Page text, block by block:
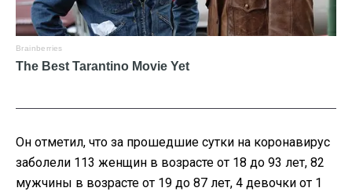
Он отметил, что за прошедшие сутки на коронавирус
заболели 113 женщин в возрасте от 18 до 93 лет, 82
мужчины в возрасте от 19 до 87 лет, 4 девочки от 1